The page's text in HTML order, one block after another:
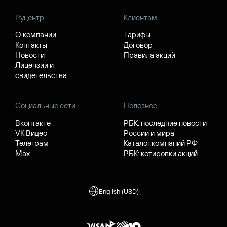
Руцентр
О компании
Контакты
Новости
Лицензии и
свидетельства
Клиентам
Тарифы
Договор
Правила акций
Социальные сети
Вконтакте
VK Видео
Телеграм
Max
Полезное
РБК: последние новости
России и мира
Каталог компаний РФ
РБК: котировки акций
English (USD)